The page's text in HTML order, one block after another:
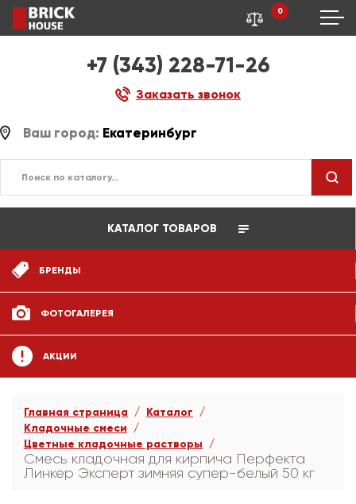
+7 (343) 228-71-26
Заказать звонок
0
Ваш город: Екатеринбург
КАТАЛОГ ТОВАРОВ
БРЕНДЫ
ФОТОГАЛЕРЕЯ
АКЦИИ
Главная страница
Каталог
Кладочные смеси
Цветные кладочные растворы
Смесь кладочная для кирпича Перфекта
Линкер Эксперт зимняя супер-белый 50 кг